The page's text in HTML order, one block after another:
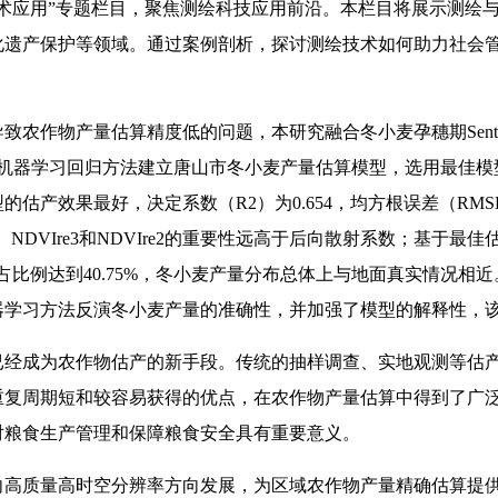
应用”专题栏目，聚焦测绘科技应用前沿。本栏目将展示测绘
产保护等领域。通过案例剖析，探讨测绘技术如何助力社会
农作物产量估算精度低的问题，本研究融合冬小麦孕穗期
器学习回归方法建立唐山市冬小麦产量估算模型，选用最佳
估产效果最好，决定系数（R2）为0.654，均方根误差（
NDVIre3和NDVIre2的重要性远高于后向散射系数；基于最
比例达到40.75%，冬小麦产量分布总体上与地面真实情况相
习方法反演冬小麦产量的准确性，并加强了模型的解释性，
成为农作物估产的新手段。传统的抽样调查、实地观测等估
周期短和较容易获得的优点，在农作物产量估算中得到了广
食生产管理和保障粮食安全具有重要意义。
质量高时空分辨率方向发展，为区域农作物产量精确估算提